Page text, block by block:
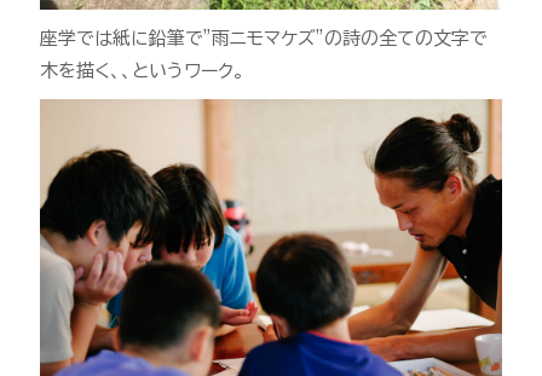
座学では紙に鉛筆で”雨ニモマケズ”の詩の全ての文字で
木を描く、、というワーク。